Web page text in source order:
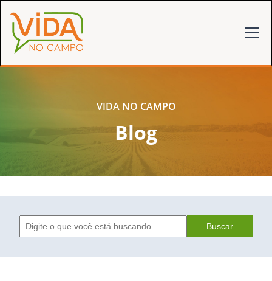
VIDA NO CAMPO
Blog
Buscar